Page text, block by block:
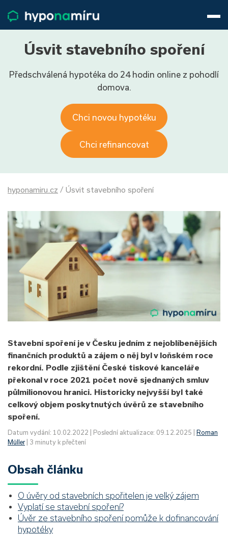
Životní pojištění
Pojištění nemovitosti
O nás
9−16 hod.
Přihlásit
Úsvit stavebního spoření
Předschválená hypotéka do 24 hodin online z pohodlí
domova.
Chci novou hypotéku
Chci refinancovat
hyponamiru.cz / Úsvit stavebního spoření
Stavební spoření je v Česku jedním z nejoblíbenějších
finančních produktů a zájem o něj byl v loňském roce
rekordní. Podle zjištění České tiskové kanceláře
překonal v roce 2021 počet nově sjednaných smluv
půlmilionovou hranici. Historicky nejvyšší byl také
celkový objem poskytnutých úvěrů ze stavebního
spoření.
Datum vydání: 10.02.2022 | Poslední aktualizace: 09.12.2025 |
Roman
Müller| 3 minuty k přečtení
Obsah článku
O úvěry od stavebních spořitelen je velký zájem
Vyplatí se stavební spoření?
Úvěr ze stavebního spoření pomůže k dofinancování
hypotéky